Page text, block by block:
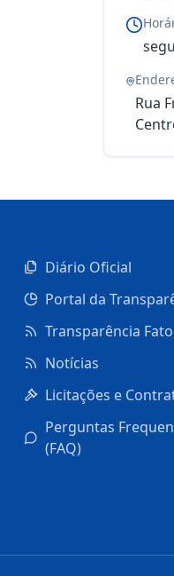
Rua
Diário Oficial
Portal da
Transparência
Notícias
Licitações e
Perguntas
(FAQ)